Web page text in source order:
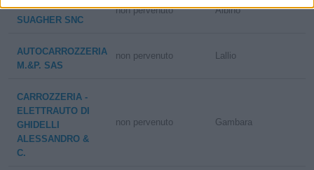
OFFICINA F.LLI
SUAGHER SNC
non pervenuto Albino
AUTOCARROZZERIA
M.&P. SAS
non pervenuto Lallio
CARROZZERIA -
ELETTRAUTO DI
GHIDELLI
ALESSANDRO &
C.
non pervenuto Gambara